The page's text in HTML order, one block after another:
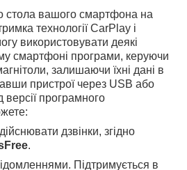
стола вашого смартфона на
технології CarPlay і
використовувати деякі
смартфоні програми, керуючи
залишаючи їхні дані в
пристрої через USB або
програмного
дзвінки, згідно
.
Підтримується в